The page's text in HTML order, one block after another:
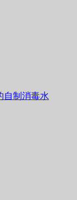
自制消毒水